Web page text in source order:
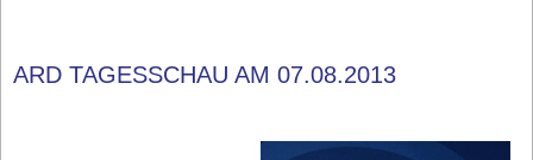
ARD TAGESSCHAU AM 07.08.2013